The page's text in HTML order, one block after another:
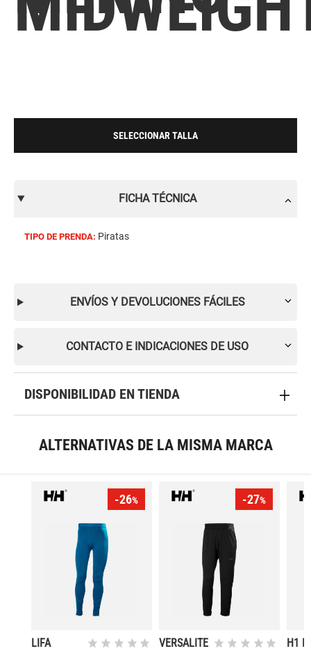
SELECCIONAR TALLA
FICHA TÉCNICA
TIPO DE PRENDA: Piratas
ENVÍOS Y DEVOLUCIONES FÁCILES
CONTACTO E INDICACIONES DE USO
DISPONIBILIDAD EN TIENDA
ALTERNATIVAS DE LA MISMA MARCA
-26%
LIFA
-27%
VERSALITE
H1